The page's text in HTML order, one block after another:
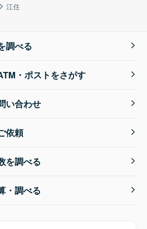
江住
調べる
・ポストをさがす
い合わせ
依頼
を調べる
・調べる